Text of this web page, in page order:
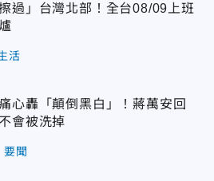
過」台灣北部！全台08/09上班
活
心轟「顛倒黑白」！蔣萬安回
會被洗掉
要聞